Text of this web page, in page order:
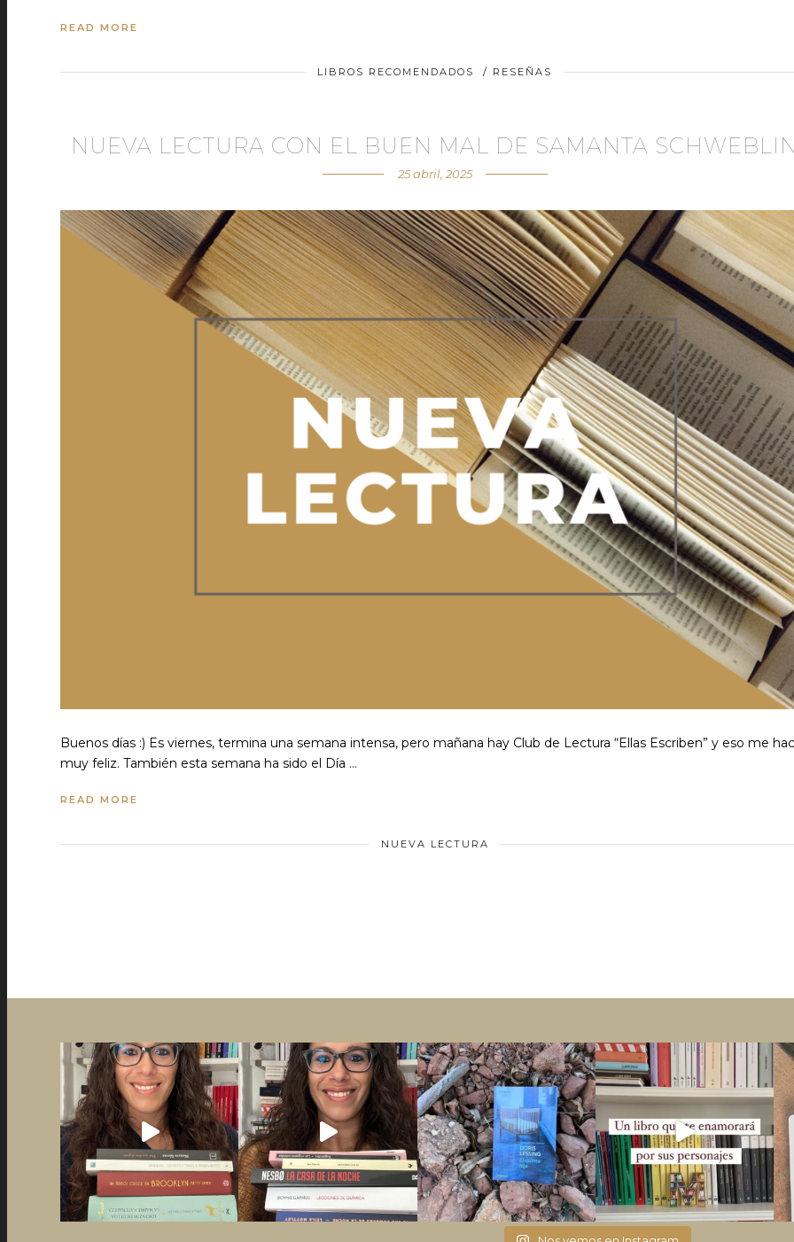
READ MORE
LIBROS RECOMENDADOS / RESEÑAS
NUEVA LECTURA CON EL BUEN MAL DE SAMANTA
25 abril, 2025
Buenos días :) Es viernes, termina una semana intensa, pero mañana hay Club de Lectura “Ellas Escriben” y eso me
muy feliz. También esta semana ha sido el Día …
READ MORE
NUEVA LECTURA